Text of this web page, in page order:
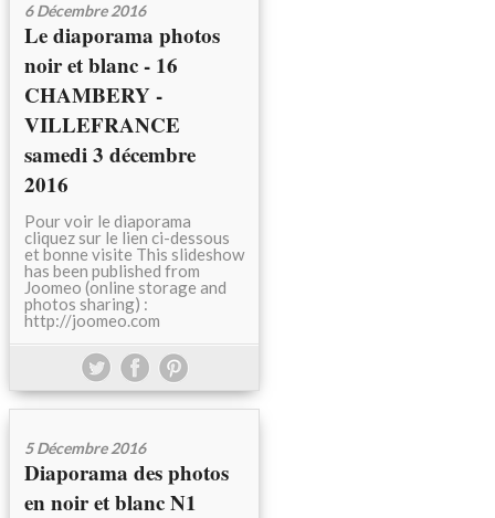
6 Décembre 2016
Le diaporama photos
noir et blanc - 16
CHAMBERY -
VILLEFRANCE
samedi 3 décembre
2016
Pour voir le diaporama
cliquez sur le lien ci-dessous
et bonne visite This slideshow
has been published from
Joomeo (online storage and
photos sharing) :
http://joomeo.com
5 Décembre 2016
Diaporama des photos
en noir et blanc N1